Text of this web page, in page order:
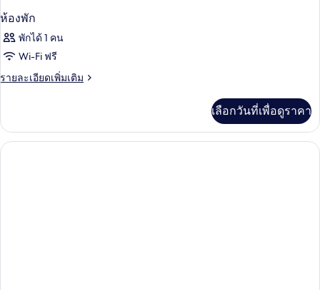
ห้องพัก
พักได้ 1 คน
Wi-Fi ฟรี
รายละเอียดเพิ่มเติม
ราย
เกี่ยว
กับ
ห้อง
เลือกวันที่เพื่อดูราคา